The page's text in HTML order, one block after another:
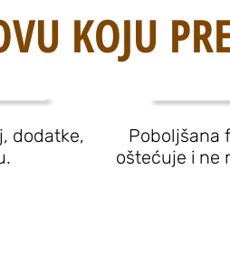
KOJU
dodatke,
Poboljšana
oštećuje i ne